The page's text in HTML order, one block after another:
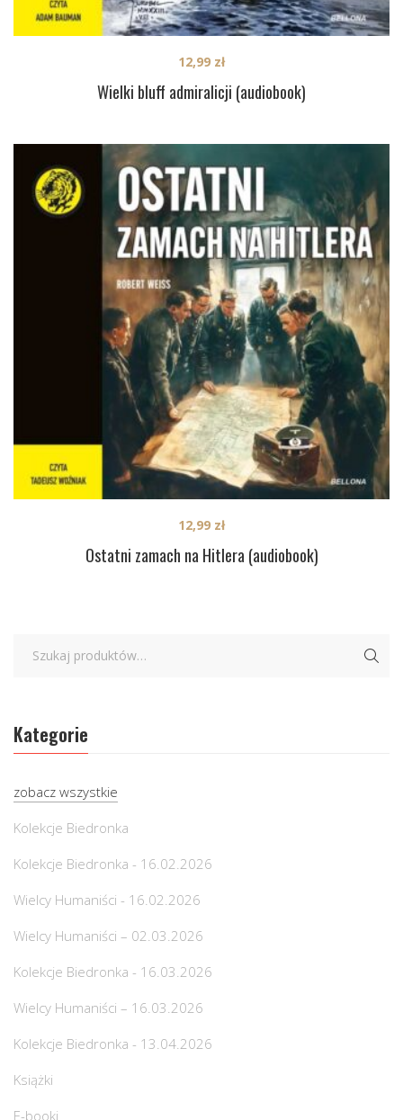
Wielki bluff admiralicji (audiobook)
12,99 zł
Ostatni zamach na Hitlera (audiobook)
12,99 zł
Kategorie
zobacz wszystkie
Kolekcje Biedronka
Kolekcje Biedronka - 16.02.2026
Wielcy Humaniści - 16.02.2026
Wielcy Humaniści – 02.03.2026
Kolekcje Biedronka - 16.03.2026
Wielcy Humaniści – 16.03.2026
Kolekcje Biedronka - 13.04.2026
Książki
E-booki